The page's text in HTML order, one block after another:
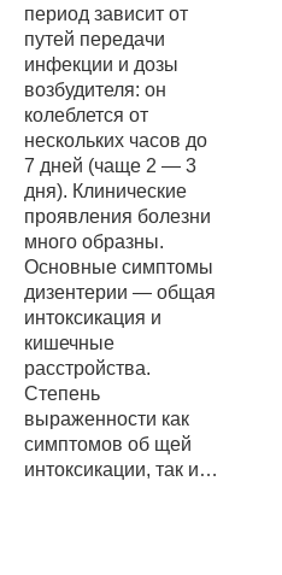
период зависит от
путей передачи
инфекции и дозы
возбудителя: он
колеблется от
нескольких часов до
7 дней (чаще 2 — 3
дня). Клинические
проявления болезни
много образны.
Основные симптомы
дизентерии — общая
интоксикация и
кишечные
расстройства.
Степень
выраженности как
симптомов об щей
интоксикации, так и…